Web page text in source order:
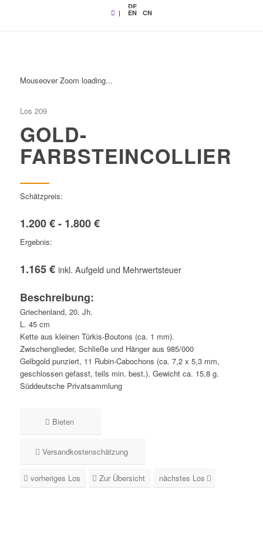
|
DE
EN CN
Mouseover Zoom loading...
Los 209
GOLD-
FARBSTEINCOLLIER
Schätzpreis:
1.200 € - 1.800 €
Ergebnis:
1.165 € inkl. Aufgeld und Mehrwertsteuer
Beschreibung:
Griechenland, 20. Jh.
L. 45 cm
Kette aus kleinen Türkis-Boutons (ca. 1 mm).
Zwischenglieder, Schließe und Hänger aus 985/000
Gelbgold punziert, 11 Rubin-Cabochons (ca. 7,2 x 5,3 mm,
geschlossen gefasst, teils min. best.). Gewicht ca. 15,8 g.
Süddeutsche Privatsammlung
Bieten
Versandkostenschätzung
vorheriges Los Zur Übersicht nächstes Los